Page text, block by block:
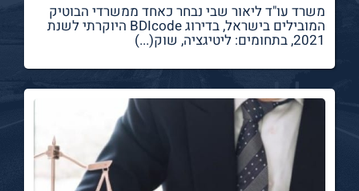
משרד עו"ד ליאור שבי נבחר כאחד ממשרדי הבוטיק
המובילים בישראל, בדירוג BDIcode היוקרתי לשנת
2021, בתחומים: ליטיגציה, שוק(...)